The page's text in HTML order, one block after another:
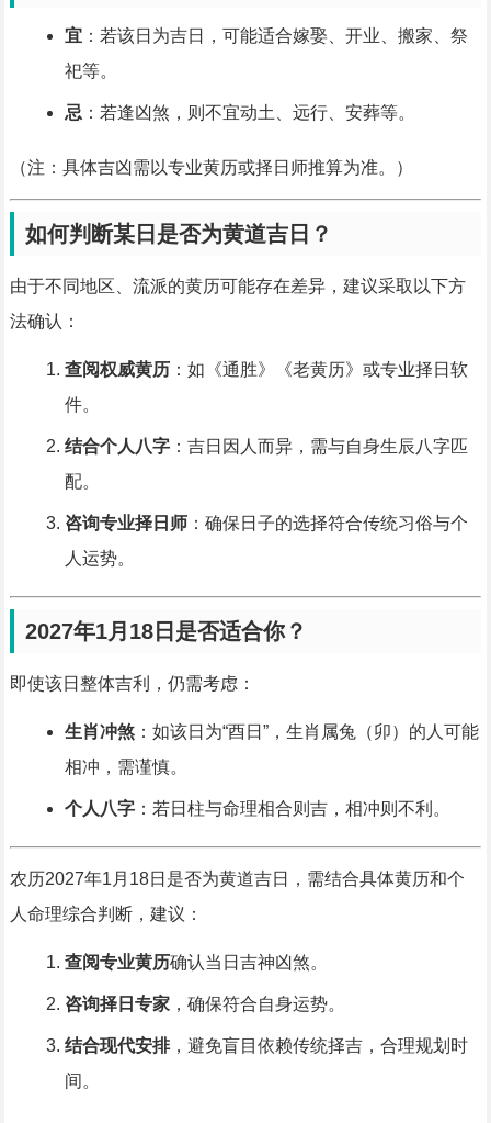
宜：若该日为吉日，可能适合嫁娶、开业、搬家、祭
祀等。
忌：若逢凶煞，则不宜动土、远行、安葬等。
（注：具体吉凶需以专业黄历或择日师推算为准。）
如何判断某日是否为黄道吉日？
由于不同地区、流派的黄历可能存在差异，建议采取以下方
法确认：
查阅权威黄历：如《通胜》《老黄历》或专业择日软
件。
结合个人八字：吉日因人而异，需与自身生辰八字匹
配。
咨询专业择日师：确保日子的选择符合传统习俗与个
人运势。
2027年1月18日是否适合你？
即使该日整体吉利，仍需考虑：
生肖冲煞：如该日为“酉日”，生肖属兔（卯）的人可能
相冲，需谨慎。
个人八字：若日柱与命理相合则吉，相冲则不利。
农历2027年1月18日是否为黄道吉日，需结合具体黄历和个
人命理综合判断，建议：
查阅专业黄历确认当日吉神凶煞。
咨询择日专家，确保符合自身运势。
结合现代安排，避免盲目依赖传统择吉，合理规划时
间。